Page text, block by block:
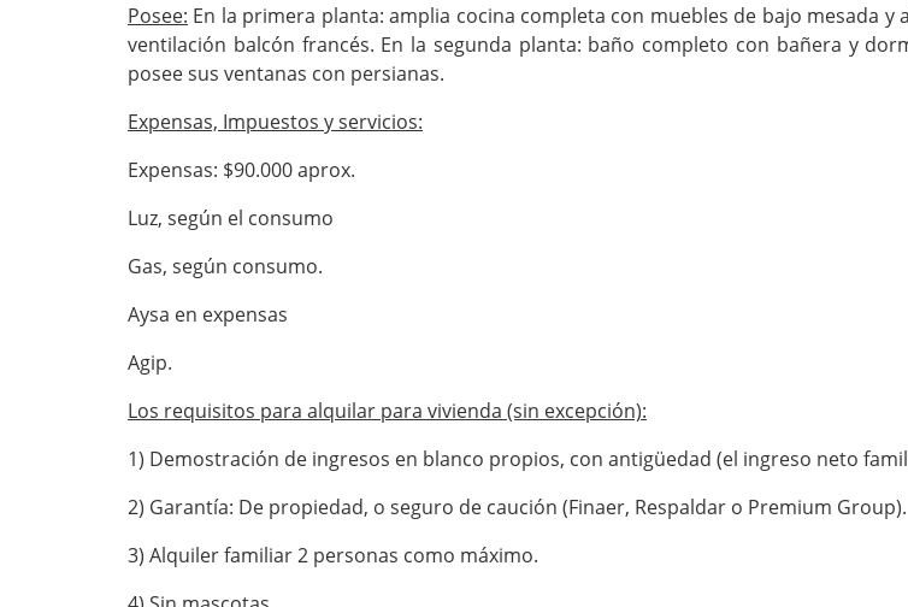
Posee: En la primera planta: amplia cocina completa con muebles de bajo mesada
ventilación balcón francés. En la segunda planta: baño completo con bañera y
posee sus ventanas con persianas.
Expensas, Impuestos y servicios:
Expensas: $90.000 aprox.
Luz, según el consumo
Gas, según consumo.
Aysa en expensas
Agip.
Los requisitos para alquilar para vivienda (sin excepción):
1) Demostración de ingresos en blanco propios, con antigüedad (el ingreso neto
2) Garantía: De propiedad, o seguro de caución (Finaer, Respaldar o Premium Group).
3) Alquiler familiar 2 personas como máximo.